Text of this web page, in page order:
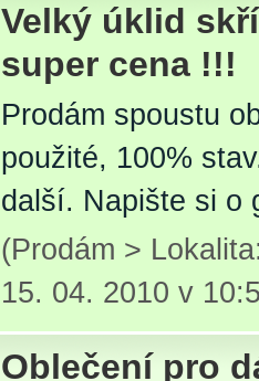
Velký úklid
super cena !!!
Prodám spoustu
použité, 100%
další. Napište si o
(Prodám >
15. 04. 2010 v
Oblečení pro